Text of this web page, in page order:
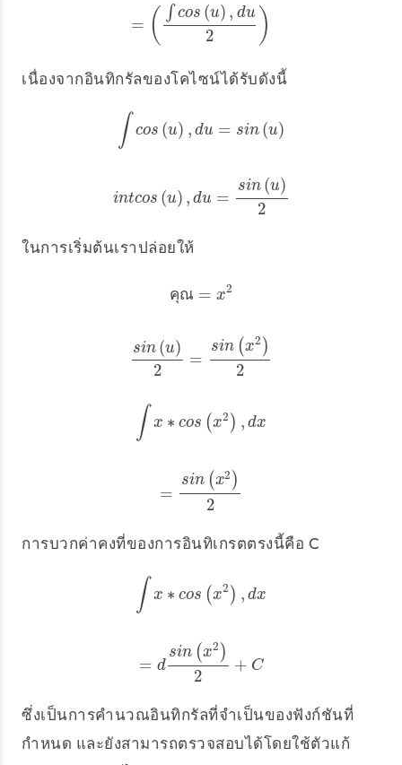
= ( ∫ cos (u) , du
2 )
=(∫cos(u),du2)
เนื่องจากอินทิกรัลของโคไซน์ได้รับดังนี้
∫ cos (u) , du = sin (u)
∫c os(u ),du=sin(u)
intcos (u) , du =
sin (u)
2
intc os(u),du =s n(u)2
ในการเริ่มต้นเราปล่อยให้
คณ = x2
คณ=x2
sin (u)
2
=
sin (x2 )
2
sin(u) 2=s in(x2)2
∫ x ∗ cos (x2 ) , dx
∫x ∗cos x2),d x
=
sin (x2 )
2
= sin(x2)2
การบวกค่าคงที่ของการอินทิเกรตตรงนี้คือ C
∫ x ∗ cos (x2 ) , dx
∫x ∗cos x2),d x
= d
sin (x2 )
2
+ C
=dsin(x2)2+ C
ซึ่งเป็นการคำนวณอินทิกรัลที่จำเป็นของฟังก์ชันที่
กำหนด และยังสามารถตรวจสอบได้โดยใช้ตัวแก้